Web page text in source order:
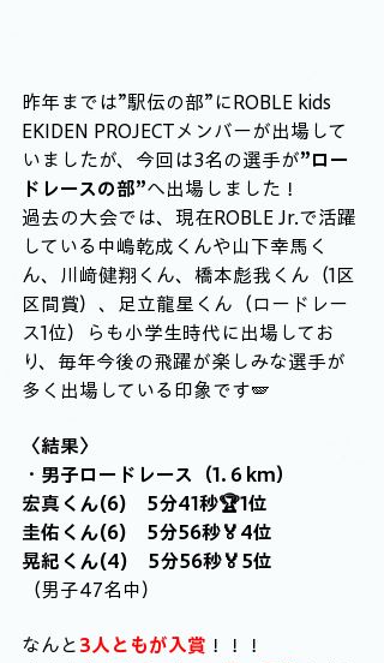
昨年までは”駅伝の部”にROBLE kids
EKIDEN PROJECTメンバーが出場して
いましたが、今回は3名の選手が”ロー
ドレースの部”へ出場しました！
過去の大会では、現在ROBLE Jr.で活躍
している中嶋乾成くんや山下幸馬く
ん、川﨑健翔くん、橋本彪我くん（1区
区間賞）、足立龍星くん（ロードレー
ス1位）らも小学生時代に出場してお
り、毎年今後の飛躍が楽しみな選手が
多く出場している印象です🪽
〈結果〉
・男子ロードレース（1.６km）
宏真くん(6)　5分41秒🏆1位
圭佑くん(6)　5分56秒🏅4位
晃紀くん(4)　5分56秒🏅5位
（男子47名中）
なんと 3人ともが入賞 ！！！